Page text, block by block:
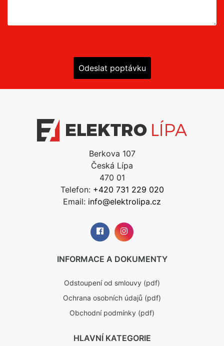
Odeslat poptávku
Berkova 107
Česká Lípa
470 01
Telefon: +420 731 229 020
Email: info@elektrolipa.cz
INFORMACE A DOKUMENTY
Odstoupení od smlouvy (pdf)
Ochrana osobních údajů (pdf)
Obchodní podmínky (pdf)
HLAVNÍ KATEGORIE